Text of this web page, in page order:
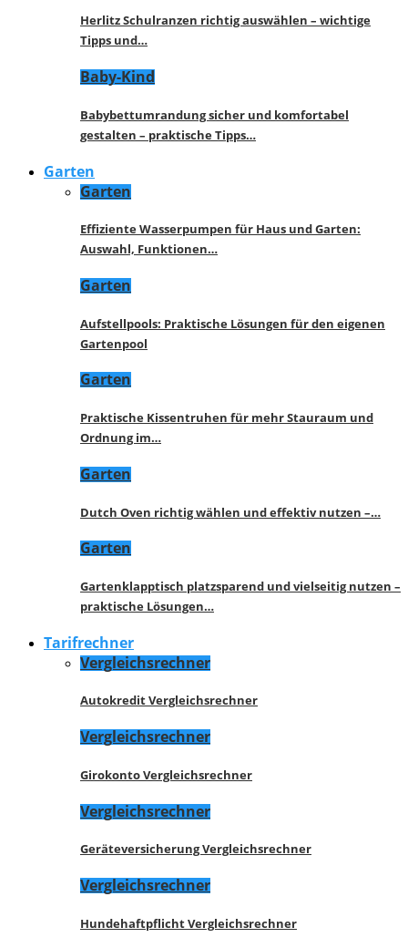
Herlitz Schulranzen richtig auswählen – wichtige
Tipps und…
Baby-Kind
Babybettumrandung sicher und komfortabel
gestalten – praktische Tipps…
Garten
Garten
Effiziente Wasserpumpen für Haus und Garten:
Auswahl, Funktionen…
Garten
Aufstellpools: Praktische Lösungen für den eigenen
Gartenpool
Garten
Praktische Kissentruhen für mehr Stauraum und
Ordnung im…
Garten
Dutch Oven richtig wählen und effektiv nutzen –…
Garten
Gartenklapptisch platzsparend und vielseitig nutzen –
praktische Lösungen…
Tarifrechner
Vergleichsrechner
Autokredit Vergleichsrechner
Vergleichsrechner
Girokonto Vergleichsrechner
Vergleichsrechner
Geräteversicherung Vergleichsrechner
Vergleichsrechner
Hundehaftpflicht Vergleichsrechner